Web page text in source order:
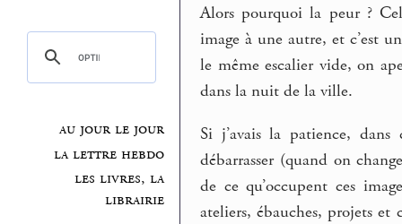
au jour le jour
la lettre hebdo
les livres, la
librairie
Alors pourquoi la peur ?
image à une autre, et c’est
le même escalier vide, on
dans la nuit de la ville.
Si j’avais la patience,
débarrasser (quand on
de ce qu’occupent ces
ateliers, ébauches, projets et